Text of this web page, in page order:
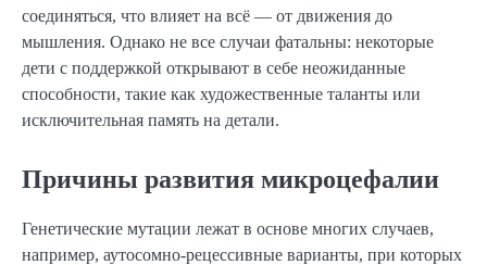
соединяться, что влияет на всё — от движения до
мышления. Однако не все случаи фатальны: некоторые
дети с поддержкой открывают в себе неожиданные
способности, такие как художественные таланты или
исключительная память на детали.
Причины развития микроцефалии
Генетические мутации лежат в основе многих случаев,
например, аутосомно-рецессивные варианты, при которых